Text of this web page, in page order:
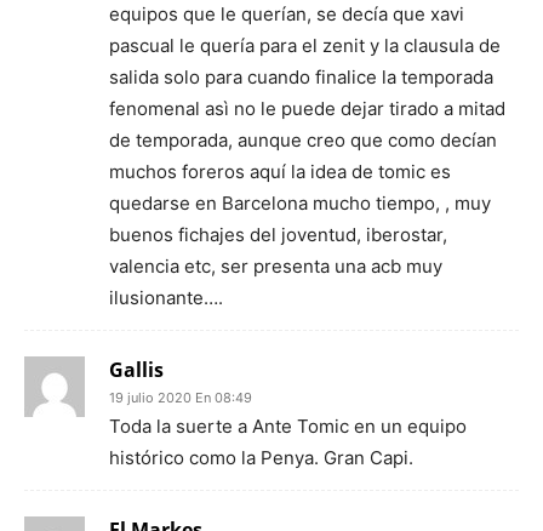
equipos que le querían, se decía que xavi
pascual le quería para el zenit y la clausula de
salida solo para cuando finalice la temporada
fenomenal asì no le puede dejar tirado a mitad
de temporada, aunque creo que como decían
muchos foreros aquí la idea de tomic es
quedarse en Barcelona mucho tiempo, , muy
buenos fichajes del joventud, iberostar,
valencia etc, ser presenta una acb muy
ilusionante….
Gallis
19 julio 2020 En 08:49
Toda la suerte a Ante Tomic en un equipo
histórico como la Penya. Gran Capi.